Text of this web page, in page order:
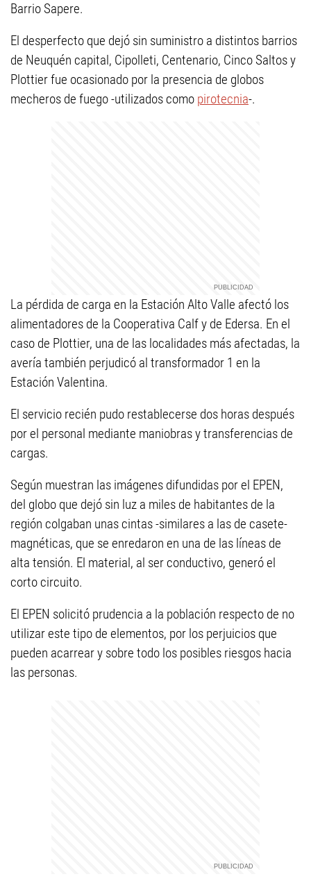
Barrio Sapere.
El desperfecto que dejó sin suministro a distintos barrios
de Neuquén capital, Cipolleti, Centenario, Cinco Saltos y
Plottier fue ocasionado por la presencia de globos
mecheros de fuego -utilizados como pirotecnia-.
La pérdida de carga en la Estación Alto Valle afectó los
alimentadores de la Cooperativa Calf y de Edersa. En el
caso de Plottier, una de las localidades más afectadas, la
avería también perjudicó al transformador 1 en la
Estación Valentina.
El servicio recién pudo restablecerse dos horas después
por el personal mediante maniobras y transferencias de
cargas.
Según muestran las imágenes difundidas por el EPEN,
del globo que dejó sin luz a miles de habitantes de la
región colgaban unas cintas -similares a las de casete-
magnéticas, que se enredaron en una de las líneas de
alta tensión. El material, al ser conductivo, generó el
corto circuito.
El EPEN solicitó prudencia a la población respecto de no
utilizar este tipo de elementos, por los perjuicios que
pueden acarrear y sobre todo los posibles riesgos hacia
las personas.